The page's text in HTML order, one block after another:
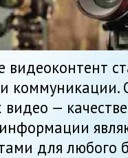
видеоконтент
—
для любого